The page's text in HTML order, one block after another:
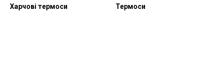
Харчові термоси Термоси